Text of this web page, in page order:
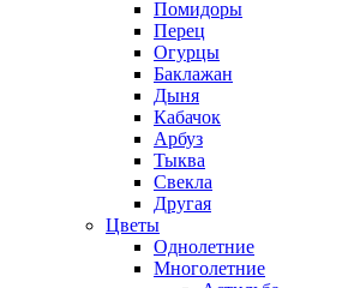
Помидоры
Перец
Огурцы
Баклажан
Дыня
Кабачок
Арбуз
Тыква
Свекла
Другая
Цветы
Однолетние
Многолетние